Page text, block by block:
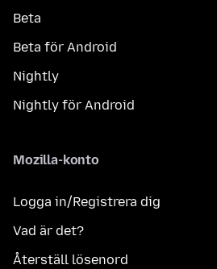
Beta
Beta för Android
Nightly
Nightly för Android
Mozilla-konto
Logga in/Registrera dig
Vad är det?
Återställ lösenord